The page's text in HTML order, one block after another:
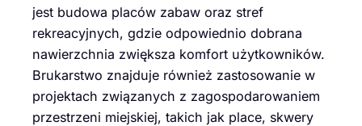
jest budowa placów zabaw oraz stref
rekreacyjnych, gdzie odpowiednio dobrana
nawierzchnia zwiększa komfort użytkowników.
Brukarstwo znajduje również zastosowanie w
projektach związanych z zagospodarowaniem
przestrzeni miejskiej, takich jak place, skwery